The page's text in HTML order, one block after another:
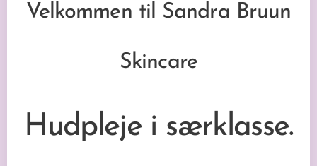
Velkommen til Sandra Bruun
Skincare
Hudpleje i særklasse.